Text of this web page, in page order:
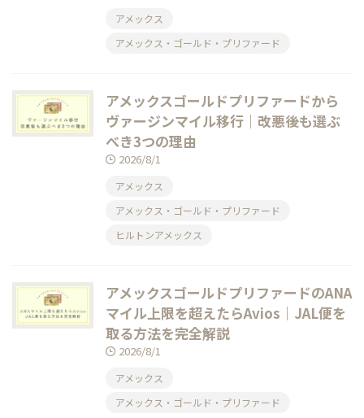
アメックス
アメックス・ゴールド・プリファード
アメックスゴールドプリファードから
ヴァージンマイル移行｜改悪後も選ぶ
べき3つの理由
2026/8/1
アメックス
アメックス・ゴールド・プリファード
ヒルトンアメックス
アメックスゴールドプリファードのANA
マイル上限を超えたらAvios｜JAL便を
取る方法を完全解説
2026/8/1
アメックス
アメックス・ゴールド・プリファード